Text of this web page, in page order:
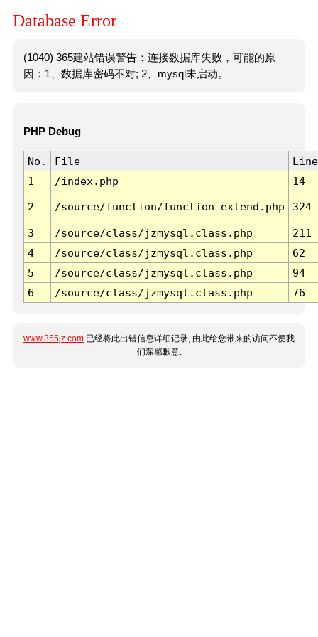
Database Error
(1040) 365建站错误警告：连接数据库失败，可能的原
因：1、数据库密码不对; 2、mysql未启动。
PHP Debug
No. File
Line
1
/index.php 14
2 /source/function/function_extend.php 324
3 /source/class/jzmysql.class.php
211
4
/source/class/jzmysql.class.php
62
5
/source/class/jzmysql.class.php
94
6
/source/class/jzmysql.class.php 76
www.365jz.com 已经将此出错信息详细记录, 由此给您带来的访问不便我
们深感歉意.